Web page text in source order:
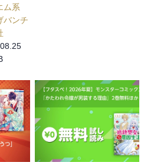
ム系
バンチ